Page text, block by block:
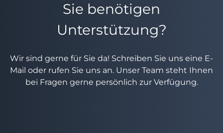
Sie benötigen
Unterstützung?
Wir sind gerne für Sie da! Schreiben Sie uns eine E-
Mail oder rufen Sie uns an. Unser Team steht Ihnen
bei Fragen gerne persönlich zur Verfügung.